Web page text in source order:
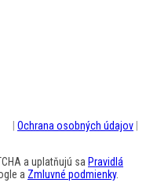
Ochrana osobných údajov
a uplatňujú sa Pravidlá
a Zmluvné podmienky.